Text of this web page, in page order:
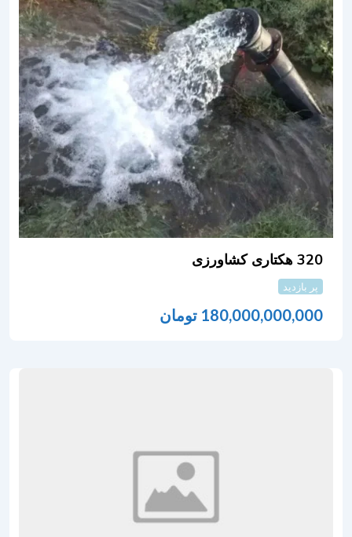
320 هکتاری کشاورزی
پر بازدید
180,000,000,000 تومان